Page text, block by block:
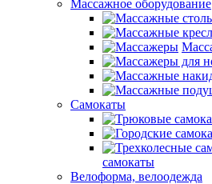
Массажное оборудование
Самокаты
самокаты
Велоформа, велоодежда